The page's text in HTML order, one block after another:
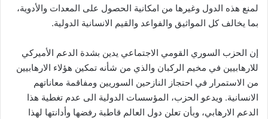
لمنع هذه الدول وغيرها من امكانية الحصول على المعدات والأدوية،
بما يخالف كل المواثيق والفواعد والقيم الانسانية الدولية.
إن الحزب السوري القومي الاجتماعي يدين بشدة الدعم الأميركي
للارهابيين في مخيم الركبان والذي من شأنه تمكين هؤلاء الارهابيين
من الاستمرار في احتجاز النازحين السوريين ومفاقمة معاناتهم
الانسانية. ويدعو الحزب، المؤسسات الدولية الى عدم تغطية هذا
الدعم الارهابي، وبأن تعلن دول العالم قاطبة رفضها وأدانتها لهذا